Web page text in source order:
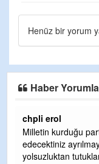
Henüz bir yorum
Haber
chpli erol
Milletin kurduğu
edecektiniz
yolsuzluktan